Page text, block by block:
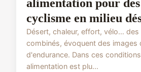
alimentation pour
cyclisme en milieu
Désert, chaleur, effort, vélo… des
combinés, évoquent des images
d'endurance. Dans ces
alimentation est plu...